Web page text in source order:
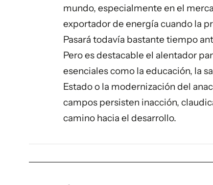
mundo, especialmente en el
exportador de energía cuando la
Pasará todavía bastante tiempo
Pero es destacable el alentador
esenciales como la educación, la
Estado o la modernización del
campos persisten inacción,
camino hacia el desarrollo.